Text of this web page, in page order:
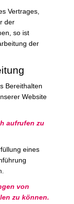
Vertrages,
der
so ist
der
Bereithalten
Website
aufrufen zu
eines
von
zu können.